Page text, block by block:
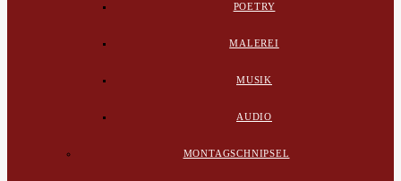
POETRY
MALEREI
MUSIK
AUDIO
MONTAGSCHNIPSEL